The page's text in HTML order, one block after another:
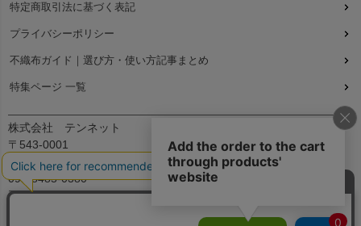
特定商取引法に基づく表記
プライバシーポリシー
不織布ガイド｜選び方・使い方記事まとめ
特集ページ 一覧
株式会社 テンネット
〒543-0001
大阪府大阪市天王寺区上本町7丁目2-23-5B2
090-8485-0380
平日：9:30～12:00、13:00～17:00